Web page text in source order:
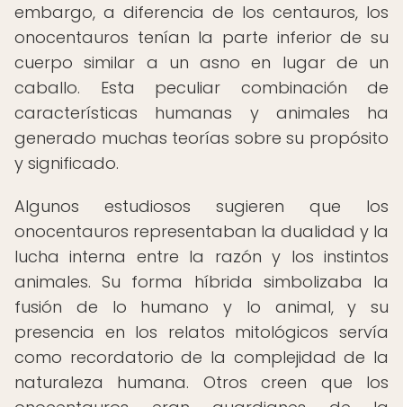
embargo, a diferencia de los centauros, los
onocentauros tenían la parte inferior de su
cuerpo similar a un asno en lugar de un
caballo. Esta peculiar combinación de
características humanas y animales ha
generado muchas teorías sobre su propósito
y significado.
Algunos estudiosos sugieren que los
onocentauros representaban la dualidad y la
lucha interna entre la razón y los instintos
animales. Su forma híbrida simbolizaba la
fusión de lo humano y lo animal, y su
presencia en los relatos mitológicos servía
como recordatorio de la complejidad de la
naturaleza humana. Otros creen que los